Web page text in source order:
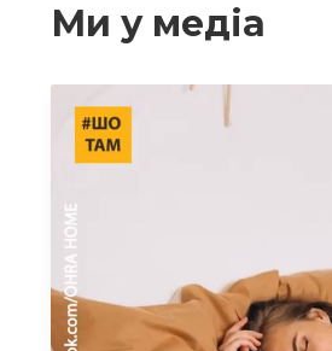
Ми у медіа